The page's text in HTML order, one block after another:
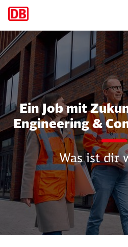
Vielfältige Jobs
Ein Job mit
Engineering &
Was ist dir